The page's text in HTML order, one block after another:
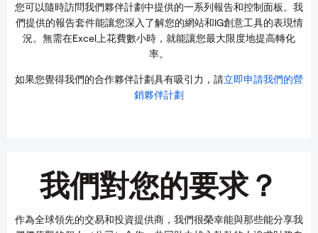
您可以隨時訪問我們夥伴計劃中提供的一系列報告和控制面板。我
們提供的報告套件能讓您深入了解您的網站和IG創意工具的表現情
況。無需在Excel上花費數小時，就能讓您最大限度地提高轉化
率。
如果您覺得我們的合作夥伴計劃具有吸引力，請立即申請我們的營
銷夥伴計劃
我們對您的要求？
作為全球領先的交易和投資提供商，我們很榮幸能與那些能分享我